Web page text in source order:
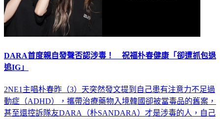
DARA首度親自發聲否認涉毒！ 祝福朴春健康「卻遭抓包退
追IG」
2NE1主唱朴春昨（3）天突然發文提到自己患有注意力不足過
動症（ADHD），攜帶治療藥物入境韓國卻被當毒品的舊案，
甚至還控訴隊友DARA（朴SANDARA）才是涉毒的人，自己